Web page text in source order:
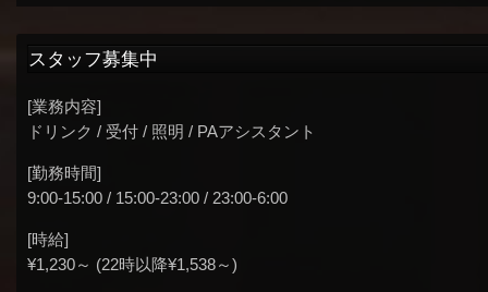
スタッフ募集中
[業務内容]
ドリンク / 受付 / 照明 / PAアシスタント
[勤務時間]
9:00-15:00 / 15:00-23:00 / 23:00-6:00
[時給]
¥1,230～ (22時以降¥1,538～)